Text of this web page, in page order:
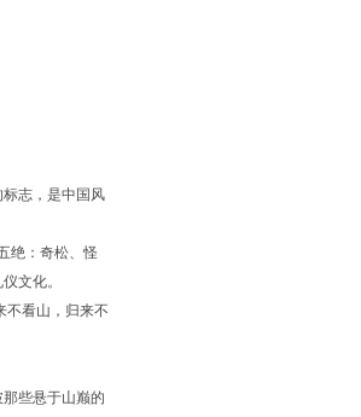
志，是中国风
绝：奇松、怪
文化。
不看山，归来不
些悬于山巅的